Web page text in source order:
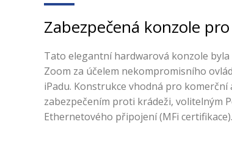
Zabezpečená konzole
Tato elegantní hardwarová konzole
Zoom za účelem nekompromisního
iPadu. Konstrukce vhodná pro
zabezpečením proti krádeži, volitelným
Ethernetového připojení (MFi certifikace).